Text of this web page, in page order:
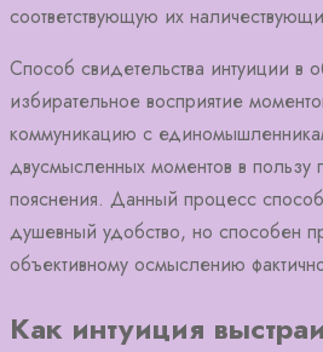
соответствующую их
Способ свидетельства интуиции в
избирательное восприятие
коммуникацию с
двусмысленных моментов в пользу
пояснения. Данный процесс
душевный удобство, но способен
объективному осмыслению
Как интуиция